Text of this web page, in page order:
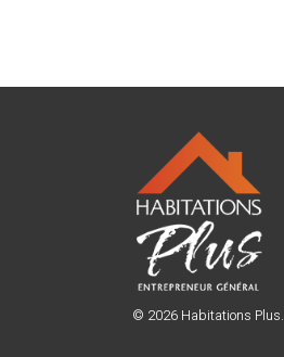
© 2026 Habitations Plus.